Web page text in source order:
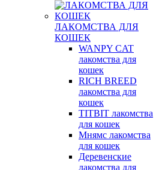
ЛАКОМСТВА ДЛЯ
КОШЕК
WANPY CAT
лакомства для
кошек
RICH BREED
лакомства для
кошек
TITBIT лакомства
для кошек
Мнямс лакомства
для кошек
Деревенские
лакомства для